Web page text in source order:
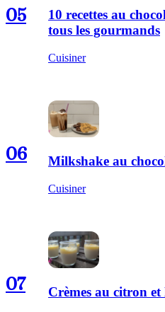
05
10 recettes au
tous les gourmands
Cuisiner
06 Milkshake au
Cuisiner
07 Crèmes au citron